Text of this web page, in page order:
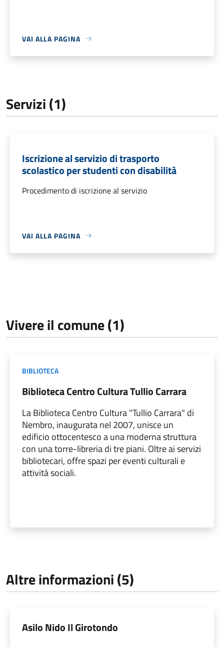
VAI ALLA PAGINA
Servizi (1)
Iscrizione al servizio di trasporto
scolastico per studenti con disabilità
Procedimento di iscrizione al servizio
VAI ALLA PAGINA
Vivere il comune (1)
BIBLIOTECA
Biblioteca Centro Cultura Tullio Carrara
​La Biblioteca Centro Cultura "Tullio Carrara" di
Nembro, inaugurata nel 2007, unisce un
edificio ottocentesco a una moderna struttura
con una torre-libreria di tre piani. Oltre ai servizi
bibliotecari, offre spazi per eventi culturali e
attività sociali.
Altre informazioni (5)
Asilo Nido Il Girotondo